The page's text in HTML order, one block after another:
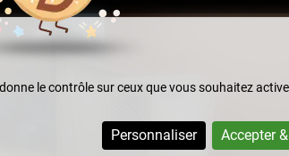
le contrôle sur ceux que vous souhaitez
Accepter
Personnaliser